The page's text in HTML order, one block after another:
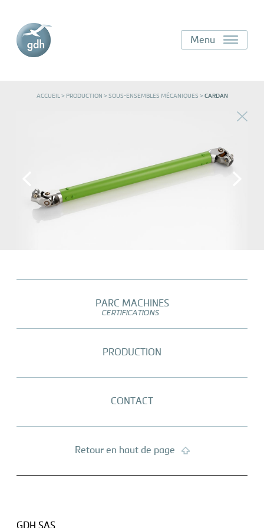
Menu
ACCUEIL > PRODUCTION > SOUS-ENSEMBLES MÉCANIQUES > CARDAN
PARC MACHINES
CERTIFICATIONS
PRODUCTION
CONTACT
Retour en haut de page
GDH SAS